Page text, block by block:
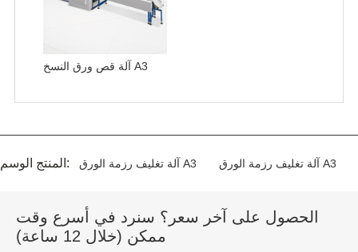
آلة قص ورق النسخ A3
المنتج الوسم: آلة تغليف رزمة الورق A3 آلة تغليف رزمة الورق A3
الحصول على آخر سعر؟ سنرد في أسرع وقت
ممكن (خلال 12 ساعة)